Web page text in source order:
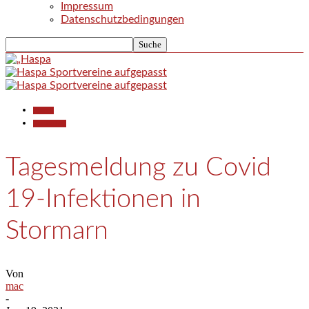
Impressum
Datenschutzbedingungen
Tagesmeldung zu Covid
19-Infektionen in
Stormarn
Von
mac
-